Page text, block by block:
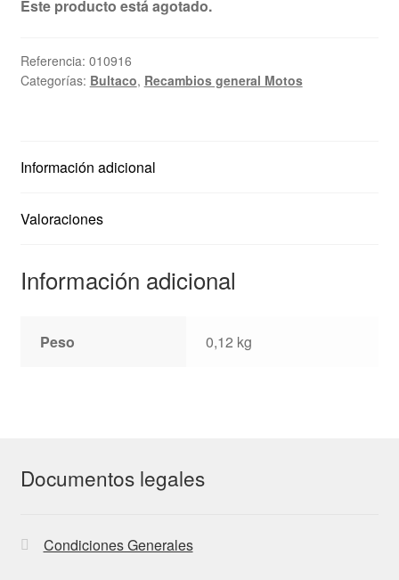
Ayuda
Español
Este producto está agotado.
Referencia: 010916
Categorías: Bultaco, Recambios general Motos
Información adicional
Valoraciones
Información adicional
Peso 0,12 kg
Documentos legales
Condiciones Generales